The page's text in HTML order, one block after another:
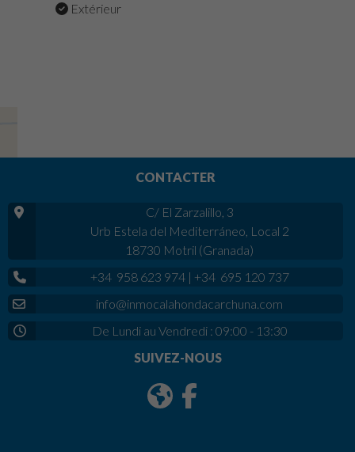
Extérieur
CONTACTER
C/ El Zarzalillo, 3
Urb Estela del Mediterráneo, Local 2
18730 Motril (Granada)
+34 958 623 974| +34 695 120 737
info@inmocalahondacarchuna.com
De Lundi au Vendredi : 09:00 - 13:30
SUIVEZ-NOUS